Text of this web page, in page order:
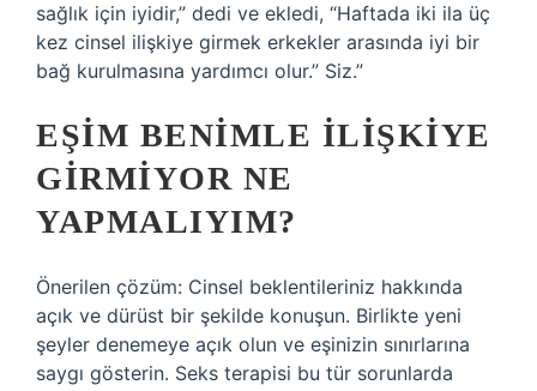
sağlık için iyidir,” dedi ve ekledi, “Haftada iki ila üç
kez cinsel ilişkiye girmek erkekler arasında iyi bir
bağ kurulmasına yardımcı olur.” Siz.”
EŞIM BENIMLE ILIŞKIYE
GIRMIYOR NE
YAPMALIYIM?
Önerilen çözüm: Cinsel beklentileriniz hakkında
açık ve dürüst bir şekilde konuşun. Birlikte yeni
şeyler denemeye açık olun ve eşinizin sınırlarına
saygı gösterin. Seks terapisi bu tür sorunlarda